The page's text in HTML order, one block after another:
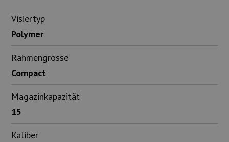
Visiertyp
Polymer
Rahmengrösse
Compact
Magazinkapazität
15
Kaliber